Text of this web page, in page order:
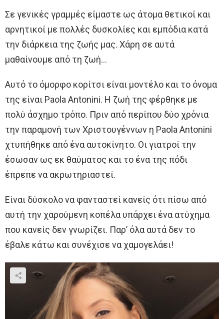
Σε γενικές γραμμές είμαστε ως άτομα θετικοί και
αρνητικοί με πολλές δυσκολίες και εμπόδια κατά
την διάρκεια της ζωής μας. Χάρη σε αυτά
μαθαίνουμε από τη ζωή…
Αυτό το όμορφο κορίτσι είναι μοντέλο και το όνομα
της είναι Paola Antonini. Η ζωή της φέρθηκε με
πολύ άσχημο τρόπο. Πριν από περίπου δύο χρόνια
την παραμονή των Χριστουγέννων η Paola Antonini
χτυπήθηκε από ένα αυτοκίνητο. Οι γιατροί την
έσωσαν ως εκ θαύματος και το ένα της πόδι
έπρεπε να ακρωτηριαστεί.
Είναι δύσκολο να φανταστεί κανείς ότι πίσω από
αυτή την χαρούμενη κοπέλα υπάρχει ένα ατύχημα
που κανείς δεν γνωρίζει. Παρ’ όλα αυτά δεν το
έβαλε κάτω και συνέχισε να χαμογελάει!